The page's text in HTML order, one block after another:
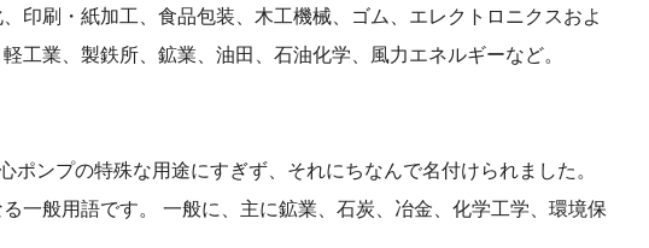
印刷・紙加工、食品包装、木工機械、ゴム、エレクトロニクスおよ
工業、製鉄所、鉱業、油田、石油化学、風力エネルギーなど。
ポンプの特殊な用途にすぎず、それにちなんで名付けられました。
一般用語です。 一般に、主に鉱業、石炭、冶金、化学工学、環境保